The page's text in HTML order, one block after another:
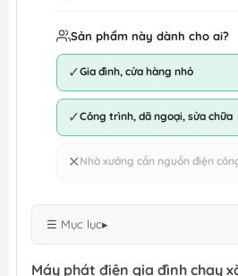
Sản phẩm này dành cho ai?
✓Gia đình, cửa hàng nhỏ
✓Công trình, dã ngoại, sửa chữa
✕ Nhà xưởng cần nguồn điện
☰ Mục lục▸
Máy phát điện gia đình chạy